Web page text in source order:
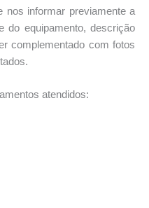
nos informar previamente a
do equipamento, descrição
complementado com fotos
atendidos: